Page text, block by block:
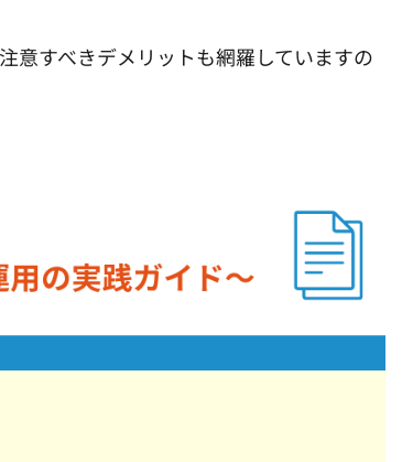
意すべきデメリットも網羅していますの